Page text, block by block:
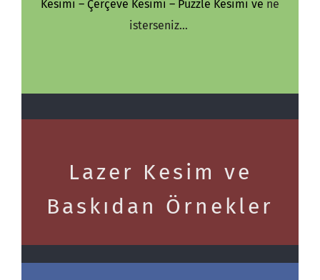
Kesimi – Çerçeve Kesimi – Puzzle Kesimi ve ne
isterseniz…
Lazer Kesim ve
Baskıdan Örnekler